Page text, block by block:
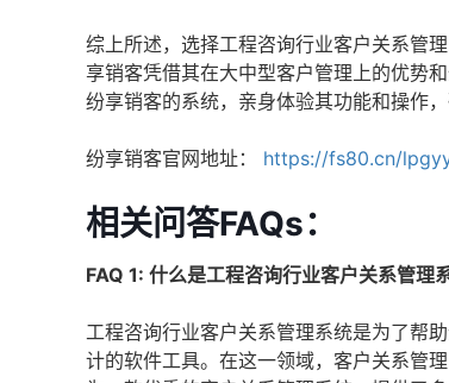
综上所述，选择工程咨询行业客户关系管
享销客凭借其在大中型客户管理上的优势
纷享销客的系统，亲身体验其功能和操作
纷享销客官网地址： https://fs80.cn/
相关问答FAQs：
FAQ 1: 什么是工程咨询行业客户关系管理
工程咨询行业客户关系管理系统是为了帮
计的软件工具。在这一领域，客户关系管